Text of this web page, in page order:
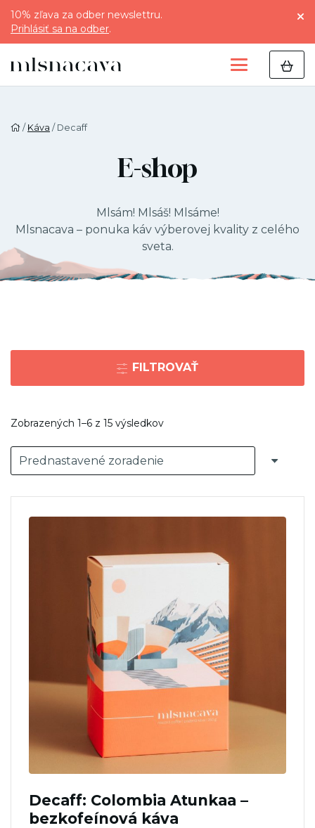
10% zľava za odber newslettru.
Prihlásiť sa na odber.
/ Káva / Decaff
E-shop
Mlsám! Mlsáš! Mlsáme!
Mlsnacava – ponuka káv výberovej kvality z celého
sveta.
FILTROVAŤ
Zobrazených 1–6 z 15 výsledkov
Decaff: Colombia Atunkaa –
bezkofeínová káva